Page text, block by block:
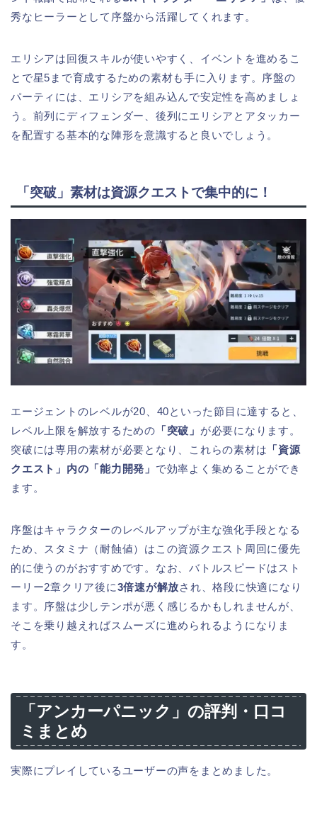
秀なヒーラーとして序盤から活躍してくれます。
エリシアは回復スキルが使いやすく、イベントを進めるこ
とで星5まで育成するための素材も手に入ります。序盤の
パーティには、エリシアを組み込んで安定性を高めましょ
う。前列にディフェンダー、後列にエリシアとアタッカー
を配置する基本的な陣形を意識すると良いでしょう。
「突破」素材は資源クエストで集中的に！
エージェントのレベルが20、40といった節目に達すると、
レベル上限を解放するための 「突破」 が必要になります。
突破には専用の素材が必要となり、これらの素材は 「資源
クエスト」内の「能力開発」 で効率よく集めることができ
ます。
序盤はキャラクターのレベルアップが主な強化手段となる
ため、スタミナ（耐蝕値）はこの資源クエスト周回に優先
的に使うのがおすすめです。なお、バトルスピードはスト
ーリー2章クリア後に3倍速が解放され、格段に快適になり
ます。序盤は少しテンポが悪く感じるかもしれませんが、
そこを乗り越えればスムーズに進められるようになりま
す。
「アンカーパニック」の評判・口コ
ミまとめ
実際にプレイしているユーザーの声をまとめました。